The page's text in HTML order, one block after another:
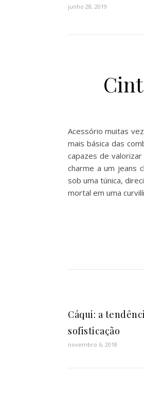
junho 28, 2019
Acessório muitas
mais básica das
capazes de
charme a um jeans
sob uma túnica,
mortal em uma
Cáqui: a
sofisticação
novembro 6, 2018